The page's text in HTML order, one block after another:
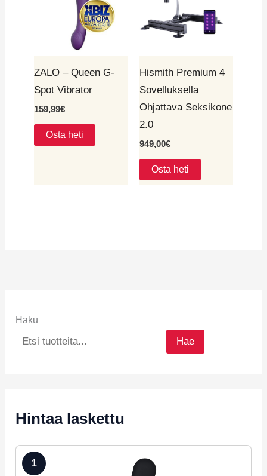
ZALO – Queen G-
Spot Vibrator
159,99€
Osta heti
Hismith Premium 4
Sovelluksella
Ohjattava Seksikone
2.0
949,00€
Osta heti
Haku
Hae
Hintaa laskettu
1